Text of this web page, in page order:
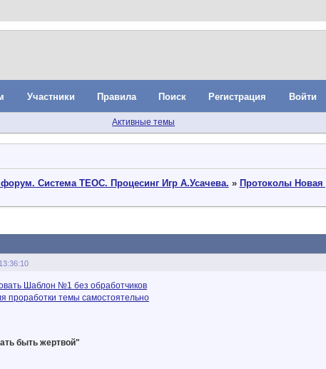
Участники Правила Поиск Регистрация Войти
Активные темы
Система ТЕОС. Процесинг Игр А.Усачева. » Протоколы Новая
Шаблон №1 без обработчиков
проработки темы самостоятельно
быть жертвой"